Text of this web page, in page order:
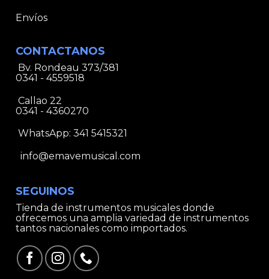
Envíos
CONTACTANOS
Bv. Rondeau 373/381
0341 - 4559518
Callao 22
0341 - 4360270
WhatsApp: 341 5415321
info@emavemusical.com
SEGUINOS
Tienda de instrumentos musicales donde
ofrecemos una amplia variedad de instrumentos
tantos nacionales como importados.